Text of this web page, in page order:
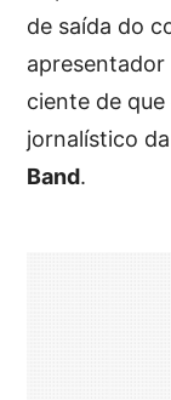
de saída do
apresentador
ciente de
jornalístico
Band.